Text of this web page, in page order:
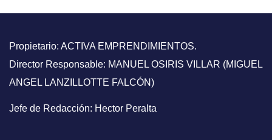
Propietario: ACTIVA EMPRENDIMIENTOS.
Director Responsable: MANUEL OSIRIS VILLAR (MIGUEL
ANGEL LANZILLOTTE FALCÓN)
Jefe de Redacción: Hector Peralta